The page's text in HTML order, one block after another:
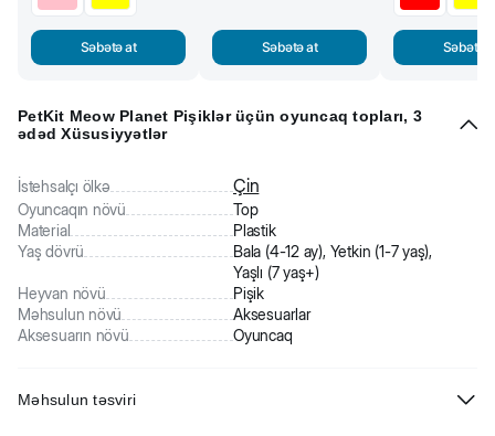
Səbətə at Səbətə at Səbətə
PetKit Meow Planet Pişiklər üçün oyuncaq topları, 3
ədəd Xüsusiyyətlər
İstehsalçı ölkə Çin
Oyuncaqın növü
Top
Material
Plastik
Yaş dövrü
Bala (4-12 ay), Yetkin (1-7 yaş),
Yaşlı (7 yaş+)
Heyvan növü
Pişik
Məhsulun növü
Aksesuarlar
Aksesuarın növü
Oyuncaq
Məhsulun təsviri